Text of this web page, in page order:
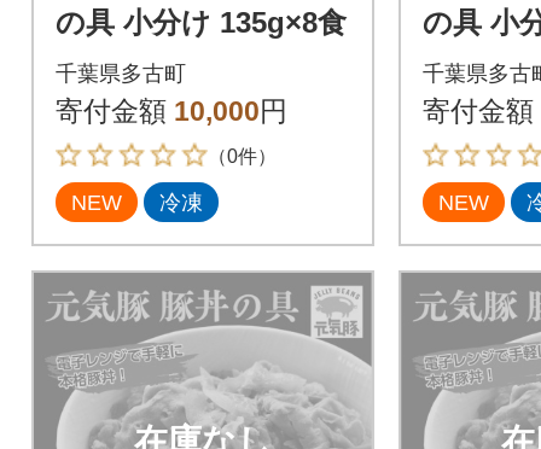
の具 小分け 135g×8食
千葉県多古町
寄付金額 10,000円
（0件）
NEW 冷凍
の具 小
食
千葉県多古
寄付金額
NEW
在庫なし